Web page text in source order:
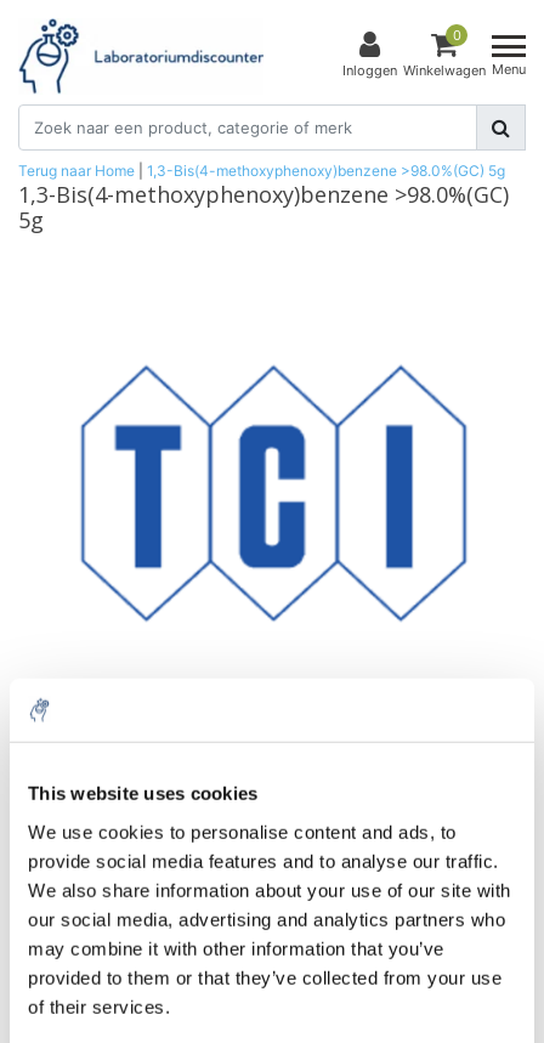
This website uses cookies
We use cookies to personalise content and ads, to
provide social media features and to analyse our traffic.
We also share information about your use of our site with
our social media, advertising and analytics partners who
may combine it with other information that you’ve
provided to them or that they’ve collected from your use
of their services.
Inloggen
0
Winkelwagen Menu
Terug naar Home 1,3-Bis(4-methoxyphenoxy)benzene >98.0%(GC) 5g
1,3-Bis(4-methoxyphenoxy)benzene >98.0%(GC)
5g
Aantal Product
1 Stuk
€179,38
€217,05 Meer
Toevoegen aan winkelwagen
Informatie